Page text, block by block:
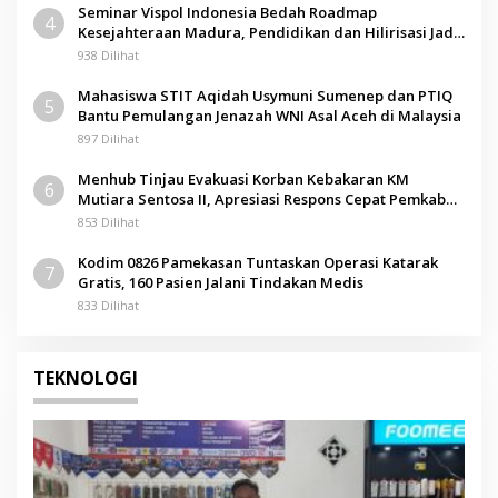
4
Seminar Vispol Indonesia Bedah Roadmap
Kesejahteraan Madura, Pendidikan dan Hilirisasi Jadi
Kunci
938 Dilihat
5
Mahasiswa STIT Aqidah Usymuni Sumenep dan PTIQ
Bantu Pemulangan Jenazah WNI Asal Aceh di Malaysia
897 Dilihat
6
Menhub Tinjau Evakuasi Korban Kebakaran KM
Mutiara Sentosa II, Apresiasi Respons Cepat Pemkab
Sumenep
853 Dilihat
7
Kodim 0826 Pamekasan Tuntaskan Operasi Katarak
Gratis, 160 Pasien Jalani Tindakan Medis
833 Dilihat
TEKNOLOGI